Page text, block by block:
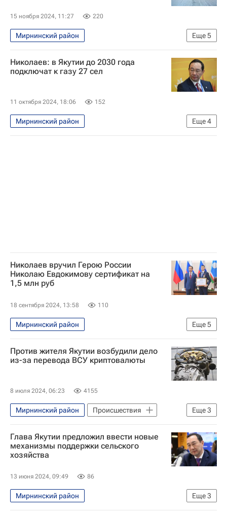
15 ноября 2024, 11:27 220
Еще5
Мирнинский район
Республика Саха (Якутия)
Мирный
Айсен Николаев
Владимир Путин
Николаев: в Якутии до 2030 года
подключат к газу 27 сел
11 октября 2024, 18:06 152
Еще4
Мирнинский район
Республика Саха (Якутия)
Николаев вручил Герою России
Николаю Евдокимову сертификат на
1,5 млн руб
18 сентября 2024, 13:58 110
Еще5
Мирнинский район
Республика Саха (Якутия)
Россия
Айсен Николаев
Андрей Белоусов
Против жителя Якутии возбудили дело
из-за перевода ВСУ криптовалюты
8 июля 2024, 06:23 4155
Еще3
Мирнинский район
Происшествия
Россия
Вооруженные силы Украины
Глава Якутии предложил ввести новые
механизмы поддержки сельского
хозяйства
13 июня 2024, 09:49 86
Еще3
Мирнинский район
Республика Саха (Якутия)
Экономика